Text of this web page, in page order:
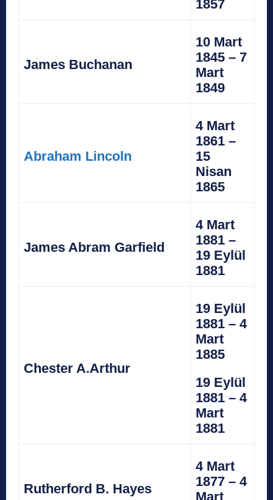
1857
James Buchanan
10 Mart
1845 – 7
Mart
1849
Abraham Lincoln
4 Mart
1861 –
15
Nisan
1865
James Abram Garfield
4 Mart
1881 –
19 Eylül
1881
Chester A.Arthur
19 Eylül
1881 – 4
Mart
1885
19 Eylül
1881 – 4
Mart
1881
Rutherford B. Hayes
4 Mart
1877 – 4
Mart